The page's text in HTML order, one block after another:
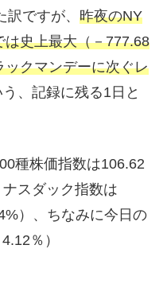
ですが、 昨夜のNY
史上最大（－777.68
クマンデーに次ぐレ
う、記録に残る1日と
種株価指数は106.62
スダック指数は
）、ちなみに今日の
％）